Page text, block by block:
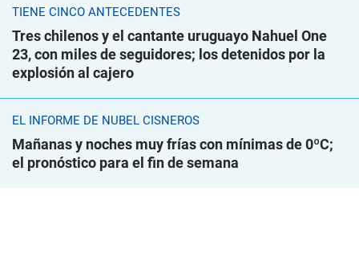
TIENE CINCO ANTECEDENTES
Tres chilenos y el cantante uruguayo Nahuel One
23, con miles de seguidores; los detenidos por la
explosión al cajero
EL INFORME DE NUBEL CISNEROS
Mañanas y noches muy frías con mínimas de 0ºC;
el pronóstico para el fin de semana